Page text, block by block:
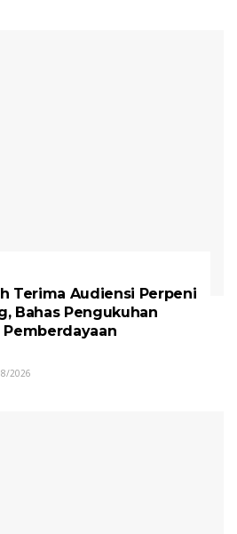
Terima Audiensi Perpeni
Bahas Pengukuhan
2026